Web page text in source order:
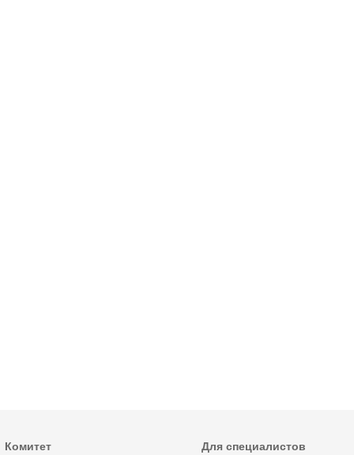
Комитет Для специалистов